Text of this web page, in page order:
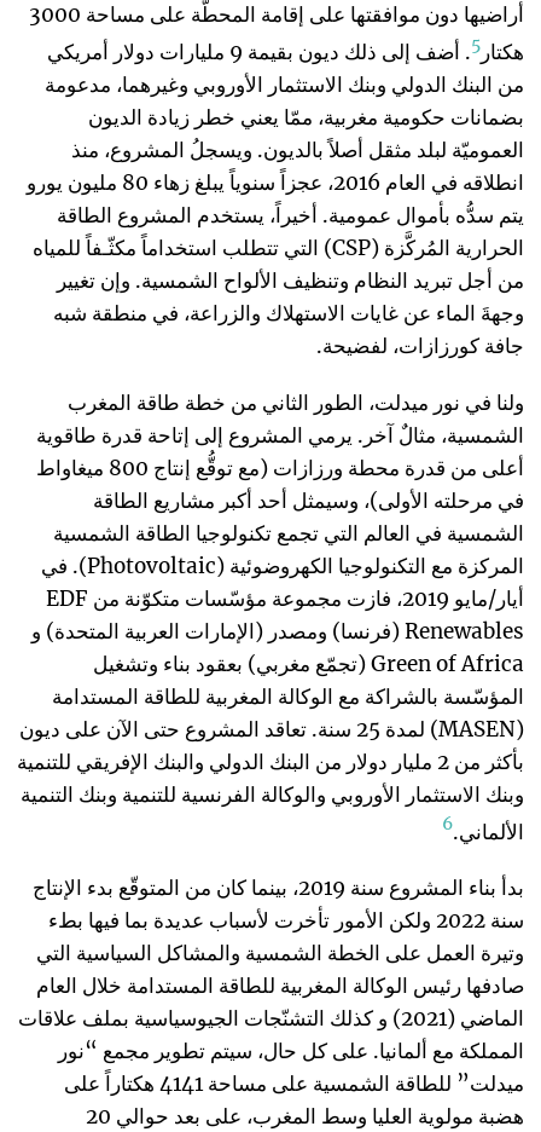
أراضيها دون موافقتها على إقامة المحطّة على مساحة 3000
هكتار 5
. أضف إلى ذلك ديون بقيمة 9 مليارات دولار أمريكي
من البنك الدولي وبنك الاستثمار الأوروبي وغيرهما، مدعومة
بضمانات حكومية مغربية، ممّا يعني خطر زيادة الديون
العموميّة لبلد مثقل أصلاً بالديون. ويسجلُ المشروع، منذ
انطلاقه في العام 2016، عجزاً سنوياً يبلغ زهاء 80 مليون يورو
يتم سدُّه بأموال عمومية. أخيراً، يستخدم المشروع الطاقة
الحرارية المُركَّزة (CSP) التي تتطلب استخداماً مكثّـفاً للمياه
من أجل تبريد النظام وتنظيف الألواح الشمسية. وإن تغيير
وجهةَ الماء عن غايات الاستهلاك والزراعة، في منطقة شبه
جافة كورزازات، لفضيحة.
ولنا في نور ميدلت، الطور الثاني من خطة طاقة المغرب
الشمسية، مثالٌ آخر. يرمي المشروع إلى إتاحة قدرة طاقوية
أعلى من قدرة محطة ورزازات (مع توقُّع إنتاج 800 ميغاواط
في مرحلته الأولى)، وسيمثل أحد أكبر مشاريع الطاقة
الشمسية في العالم التي تجمع تكنولوجيا الطاقة الشمسية
المركزة مع التكنولوجيا الكهروضوئية (Photovoltaic). في
أيار/مايو 2019، فازت مجموعة مؤسّسات متكوّنة من EDF
Renewables (فرنسا) ومصدر (الإمارات العربية المتحدة) و
Green of Africa (تجمّع مغربي) بعقود بناء وتشغيل
المؤسّسة بالشراكة مع الوكالة المغربية للطاقة المستدامة
(MASEN) لمدة 25 سنة. تعاقد المشروع حتى الآن على ديون
بأكثر من 2 مليار دولار من البنك الدولي والبنك الإفريقي للتنمية
وبنك الاستثمار الأوروبي والوكالة الفرنسية للتنمية وبنك التنمية
الألماني.6
بدأ بناء المشروع سنة 2019، بينما كان من المتوقّع بدء الإنتاج
سنة 2022 ولكن الأمور تأخرت لأسباب عديدة بما فيها بطء
وتيرة العمل على الخطة الشمسية والمشاكل السياسية التي
صادفها رئيس الوكالة المغربية للطاقة المستدامة خلال العام
الماضي (2021) و كذلك التشنّجات الجيوسياسية بملف علاقات
المملكة مع ألمانيا. على كل حال، سيتم تطوير مجمع “نور
ميدلت” للطاقة الشمسية على مساحة 4141 هكتاراً على
هضبة مولوية العليا وسط المغرب، على بعد حوالي 20